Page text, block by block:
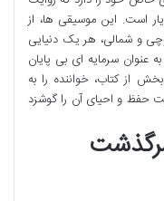
است. این موسیقی ها، از
و شمالی، هر یک دنیایی
عنوان سرمایه ای بی پایان
از کتاب، خواننده را به
حفظ و احیای آن را گوشزد